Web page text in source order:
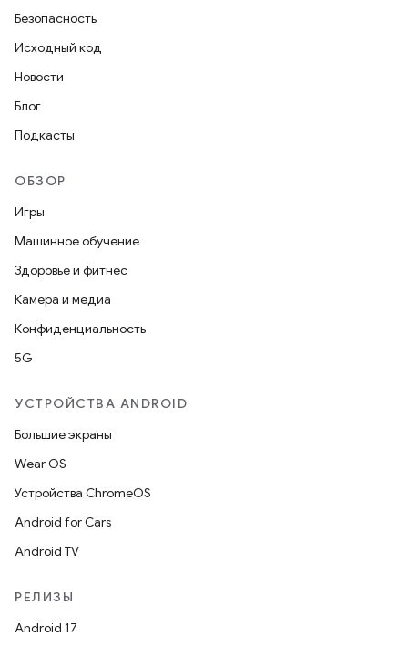
Безопасность
Исходный код
Новости
Блог
Подкасты
ОБЗОР
Игры
Машинное обучение
Здоровье и фитнес
Камера и медиа
Конфиденциальность
5G
УСТРОЙСТВА ANDROID
Большие экраны
Wear OS
Устройства ChromeOS
Android for Cars
Android TV
РЕЛИЗЫ
Android 17